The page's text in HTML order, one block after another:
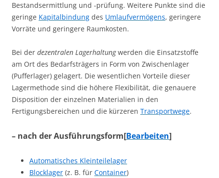
Bestandsermittlung und -prüfung. Weitere Punkte sind die
geringe Kapitalbindung des Umlaufvermögens, geringere
Vorräte und geringere Raumkosten.
Bei der dezentralen Lagerhaltungwerden die Einsatzstoffe
am Ort des Bedarfsträgers in Form von Zwischenlager
(Pufferlager) gelagert. Die wesentlichen Vorteile dieser
Lagermethode sind die höhere Flexibilität, die genauere
Disposition der einzelnen Materialien in den
Fertigungsbereichen und die kürzeren Transportwege.
– nach der Ausführungsform[Bearbeiten]
Automatisches Kleinteilelager
Blocklager (z. B. für Container)